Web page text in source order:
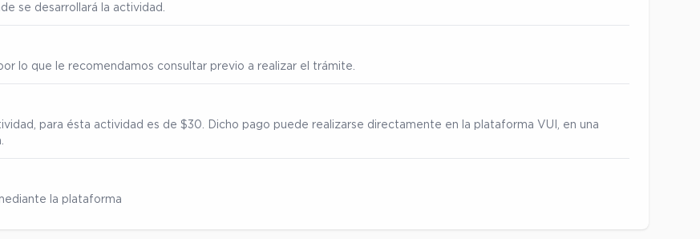
se desarrollará la actividad.
lo que le recomendamos consultar previo a realizar el trámite.
para ésta actividad es de $30. Dicho pago puede realizarse directamente en la plataforma VUI, en una
la plataforma